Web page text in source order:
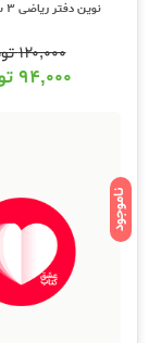
نوین دفتر ریاضی 3 سوم ابتدایی
۱۲۰,۰۰۰
۹۴,۰۰۰
ناموجود